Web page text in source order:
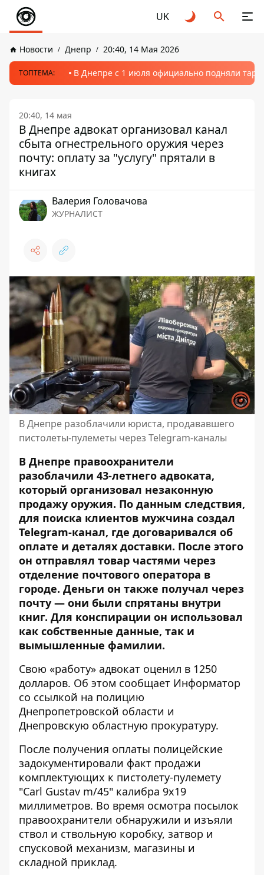
UK
Новости Днепр 20:40, 14 Мая 2026
ТОПТЕМА: В Днепре с 1 июля официально подняли
20:40, 14 мая
В Днепре адвокат организовал канал
сбыта огнестрельного оружия через
почту: оплату за "услугу" прятали в
книгах
Валерия Головачова
ЖУРНАЛИСТ
В Днепре разоблачили юриста, продававшего
пистолеты-пулеметы через Telegram-каналы
В Днепре правоохранители
разоблачили 43-летнего адвоката,
который организовал незаконную
продажу оружия. По данным следствия,
для поиска клиентов мужчина создал
Telegram-канал, где договаривался об
оплате и деталях доставки. После этого
он отправлял товар частями через
отделение почтового оператора в
городе. Деньги он также получал через
почту — они были спрятаны внутри
книг. Для конспирации он использовал
как собственные данные, так и
вымышленные фамилии.
Свою «работу» адвокат оценил в 1250
долларов. Об этом сообщает Информатор
со ссылкой на полицию
Днепропетровской области и
Днепровскую областную прокуратуру.
После получения оплаты полицейские
задокументировали факт продажи
комплектующих к пистолету-пулемету
"Carl Gustav m/45" калибра 9х19
миллиметров. Во время осмотра посылок
правоохранители обнаружили и изъяли
ствол и ствольную коробку, затвор и
спусковой механизм, магазины и
складной приклад.